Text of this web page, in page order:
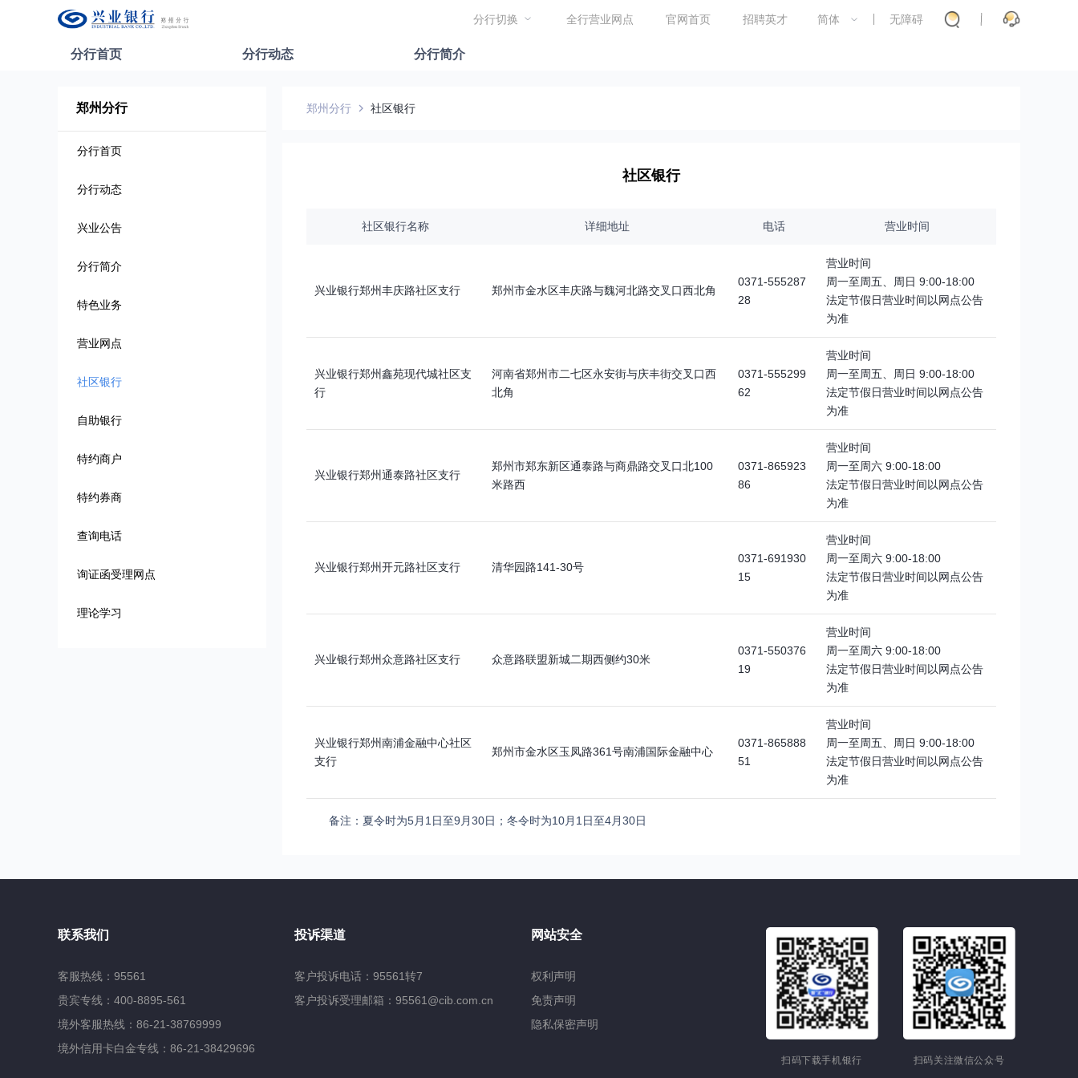
分行切换 全行营业网点 官网首页 招聘英才 简体 无障碍
分行首页 分行动态 分行简介
郑州分行
分行首页
分行动态
兴业公告
分行简介
特色业务
营业网点
社区银行
自助银行
特约商户
特约券商
查询电话
询证函受理网点
理论学习
郑州分行 社区银行
社区银行
社区银行名称 详细地址 电话 营业时间
兴业银行郑州丰庆路社区支行 郑州市金水区丰庆路与魏河北路交叉口西北角
0371-555287
28
营业时间
周一至周五、周日 9:00-18:00
法定节假日营业时间以网点公告
为准
兴业银行郑州鑫苑现代城社区支
行
河南省郑州市二七区永安街与庆丰街交叉口西
北角
0371-555299
62
营业时间
周一至周五、周日 9:00-18:00
法定节假日营业时间以网点公告
为准
兴业银行郑州通泰路社区支行
郑州市郑东新区通泰路与商鼎路交叉口北100
米路西
0371-865923
86
营业时间
周一至周六 9:00-18:00
法定节假日营业时间以网点公告
为准
兴业银行郑州开元路社区支行 清华园路141-30号
0371-691930
15
营业时间
周一至周六 9:00-18:00
法定节假日营业时间以网点公告
为准
兴业银行郑州众意路社区支行 众意路联盟新城二期西侧约30米
0371-550376
19
营业时间
周一至周六 9:00-18:00
法定节假日营业时间以网点公告
为准
兴业银行郑州南浦金融中心社区
支行
郑州市金水区玉凤路361号南浦国际金融中心
0371-865888
51
营业时间
周一至周五、周日 9:00-18:00
法定节假日营业时间以网点公告
为准
备注：夏令时为5月1日至9月30日；冬令时为10月1日至4月30日
联系我们
客服热线：95561
贵宾专线：400-8895-561
境外客服热线：86-21-38769999
境外信用卡白金专线：86-21-38429696
投诉渠道
客户投诉电话：95561转7
客户投诉受理邮箱：95561@cib.com.cn
网站安全
权利声明
免责声明
隐私保密声明
扫码下载手机银行 扫码关注微信公众号